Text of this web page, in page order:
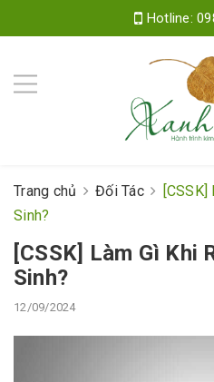
Hotline:
Trang chủ Đối Tác
[CSSK]
Sinh?
[CSSK] Làm Gì Khi
Sinh?
12/09/2024